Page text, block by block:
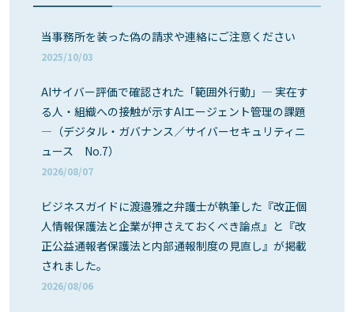
当事務所を装った偽の請求や連絡にご注意ください
2025/10/03
AIサイバー評価で確認された「範囲外行動」― 実在す
る人・組織への接触が示すAIエージェント管理の課題
―（デジタル・ガバナンス／サイバーセキュリティニ
ュース No.7）
2026/08/07
ビジネスガイドに渡邉雅之弁護士が執筆した『改正個
人情報保護法と企業が押さえておくべき論点』と『改
正公益通報者保護法と内部通報制度の見直し』が掲載
されました。
2026/08/06